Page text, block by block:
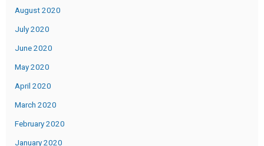
August 2020
July 2020
June 2020
May 2020
April 2020
March 2020
February 2020
January 2020